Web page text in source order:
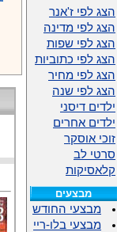
הצג לפי ז'אנר
הצג לפי מדינה
הצג לפי שפות
הצג לפי כתוביות
הצג לפי מחיר
הצג לפי שנה
ילדים דיסני
ילדים אחרים
זוכי אוסקר
סרטי לב
קלאסיקות
מבצעים
מבצעי החודש
מבצעי בלו-ריי